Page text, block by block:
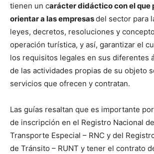
tienen un carácter didáctico con el que
orientar a las empresasdel sector para
leyes, decretos, resoluciones y
operación turística, y así, garantizar el
los requisitos legales en sus diferentes
de las actividades propias de su objeto
servicios que ofrecen y contratan.
Las guías resaltan que es importante
de inscripción en el Registro Nacional
Transporte Especial – RNC y del
de Tránsito – RUNT y tener el contrato